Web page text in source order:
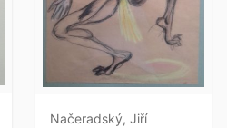
Načeradský, Jiří